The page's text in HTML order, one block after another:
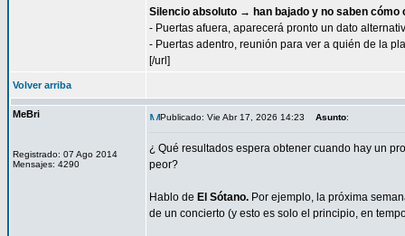
Silencio absoluto → han bajado y no saben cómo
- Puertas afuera, aparecerá pronto un dato
- Puertas adentro, reunión para ver a quién de la
[/url]
Volver arriba
MeBri
Registrado: 07 Ago 2014
Mensajes: 4290
Publicado: Vie Abr 17, 2026 14:23 Asunto:
¿ Qué resultados espera obtener cuando hay un
peor?
Hablo de El Sótano. Por ejemplo, la próxima
de un concierto (y esto es solo el principio, en